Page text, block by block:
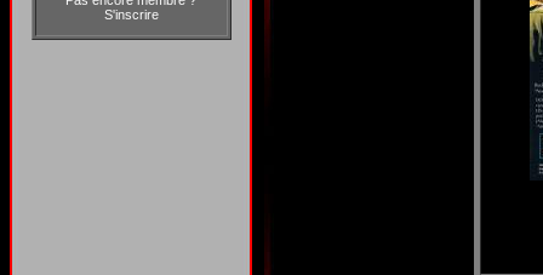
S'inscrire